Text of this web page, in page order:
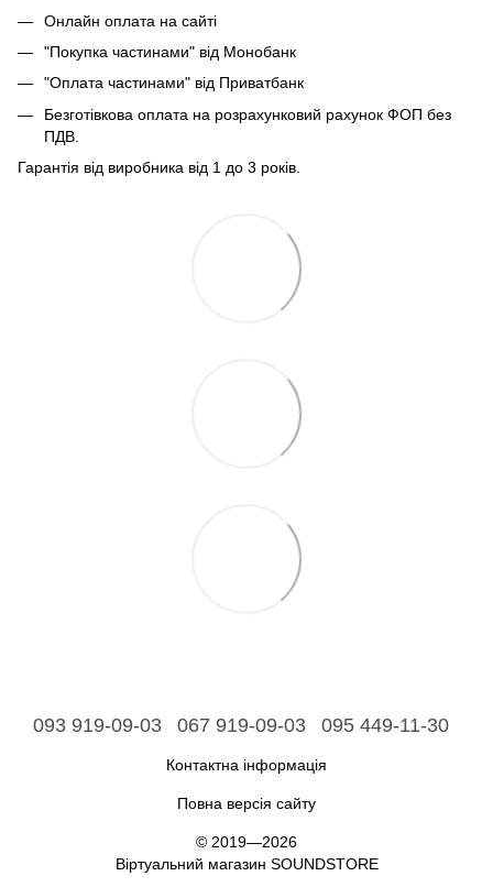
Онлайн оплата на сайті
"Покупка частинами" від Монобанк
"Оплата частинами" від Приватбанк
Безготівкова оплата на розрахунковий рахунок ФОП без
ПДВ.
Гарантія від виробника від 1 до 3 років.
093 919-09-03 067 919-09-03 095 449-11-30
Контактна інформація
Повна версія сайту
© 2019—2026
Віртуальний магазин SOUNDSTORE